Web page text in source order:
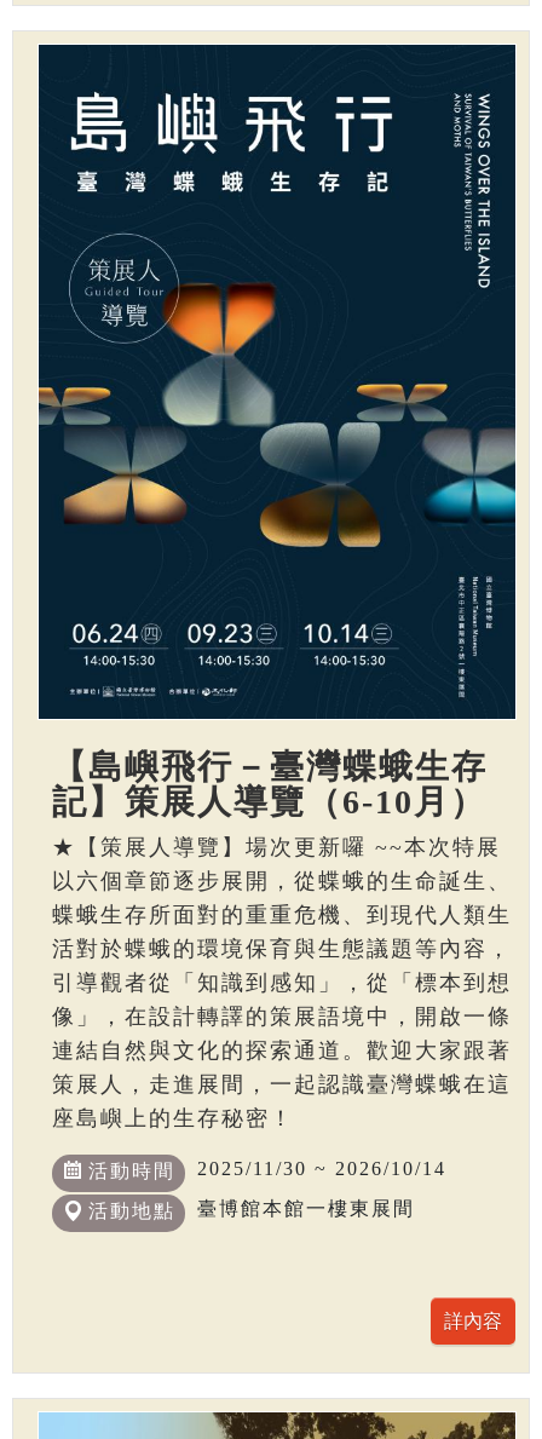
【島嶼飛行－臺灣蝶蛾生存
記】策展人導覽（6-10月）
★【策展人導覽】場次更新囉 ~~本次特展
以六個章節逐步展開，從蝶蛾的生命誕生、
蝶蛾生存所面對的重重危機、到現代人類生
活對於蝶蛾的環境保育與生態議題等內容，
引導觀者從「知識到感知」，從「標本到想
像」，在設計轉譯的策展語境中，開啟一條
連結自然與文化的探索通道。歡迎大家跟著
策展人，走進展間，一起認識臺灣蝶蛾在這
座島嶼上的生存秘密！
活動時間 2025/11/30 ~ 2026/10/14
活動地點 臺博館本館一樓東展間